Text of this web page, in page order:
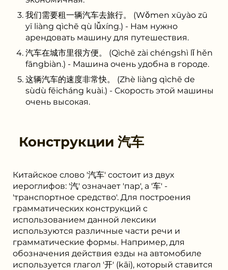
我们需要租一辆汽车去旅行。 (Wǒmen xūyào zū
yī liàng qìchē qù lǚxíng.) - Нам нужно
арендовать машину для путешествия.
汽车在城市里很方便。 (Qìchē zài chéngshì lǐ hěn
fāngbiàn.) - Машина очень удобна в городе.
这辆汽车的速度非常快。 (Zhè liàng qìchē de
sùdù fēicháng kuài.) - Скорость этой машины
очень высокая.
Конструкции 汽车
Китайское слово '汽车' состоит из двух
иероглифов: '汽' означает 'пар', а '车' -
'транспортное средство'. Для построения
грамматических конструкций с
использованием данной лексики
используются различные части речи и
грамматические формы. Например, для
обозначения действия езды на автомобиле
используется глагол '开' (kāi), который ставится